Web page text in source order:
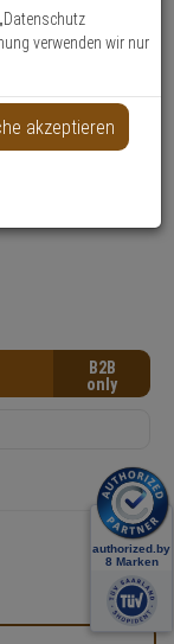
B2B
verwenden wir nur
akzeptieren